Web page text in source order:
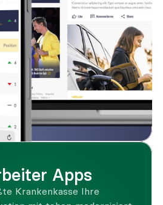
Apps
Krankenkasse Ihre